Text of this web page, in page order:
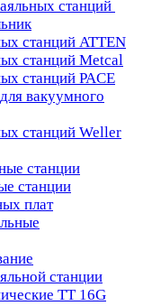
станций
станций ATTEN
станций Metcal
станций PACE
вакуумного
станций Weller
станции
станции
плат
станции
TT 16G